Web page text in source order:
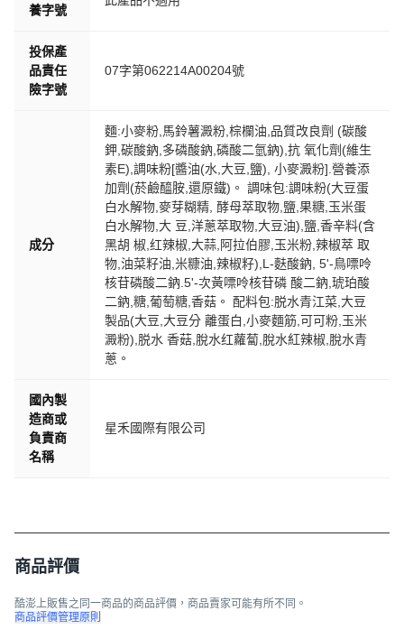
養字號
投保產
品責任
險字號
07字第062214A00204號
成分
麵:小麥粉,馬鈴薯澱粉,棕欄油,品質改良劑 (碳酸
鉀,碳酸鈉,多磷酸鈉,磷酸二氫鈉),抗 氧化劑(維生
素E),調味粉[醬油(水,大豆,鹽), 小麥澱粉].營養添
加劑(菸鹼醯胺,還原鐵)。 調味包:調味粉(大豆蛋
白水解物,麥芽糊精, 酵母萃取物,鹽,果糖,玉米蛋
白水解物,大 豆,洋蔥萃取物,大豆油),鹽,香辛料(含
黑胡 椒,红辣椒,大蒜,阿拉伯膠,玉米粉,辣椒萃 取
物,油菜籽油,米糠油,辣椒籽),L-麩酸鈉, 5'-鳥嘌呤
核苷磷酸二鈉.5'-次黃嘌呤核苷磷 酸二鈉,琥珀酸
二鈉,糖,葡萄糖,香菇。 配料包:脱水青江菜,大豆
製品(大豆,大豆分 離蛋白,小麥麵筋,可可粉,玉米
澱粉),脱水 香菇,脫水红蘿蔔,脫水紅辣椒,脫水青
蔥。
國內製
造商或
負責商
名稱
星禾國際有限公司
商品評價
酷澎上販售之同一商品的商品評價，商品賣家可能有所不同。
商品評價管理原則